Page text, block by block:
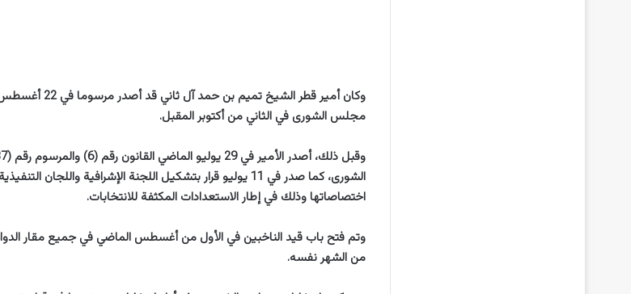
وكان أمير قطر
مجلس الشورى في الثاني من أكتوبر المقبل.
الشورى، كما صدر في 11 يوليو قرار بتشكيل اللجنة الإشرافية واللجان
اختصاصاتها وذلك في إطار الاستعدادات المكثفة للانتخابات.
من الشهر نفسه.